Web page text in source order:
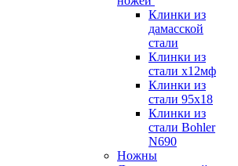
Клинки из
дамасской
стали
Клинки из
стали х12мф
Клинки из
стали 95х18
Клинки из
стали Bohler
N690
Ножны